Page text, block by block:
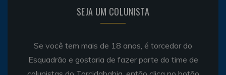
SEJA UM COLUNISTA
Se você tem mais de 18 anos, é torcedor do
Esquadrão e gostaria de fazer parte do time de